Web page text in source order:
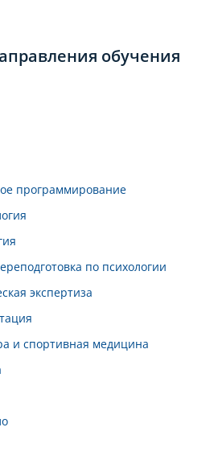
обучения
программирование
по психологии
экспертиза
и спортивная медицина